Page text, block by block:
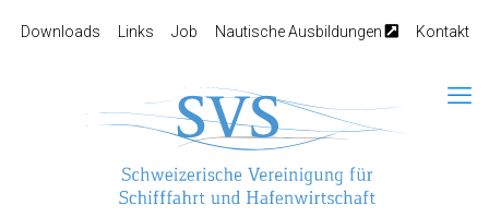
Downloads Links Job Nautische Ausbildungen Kontakt